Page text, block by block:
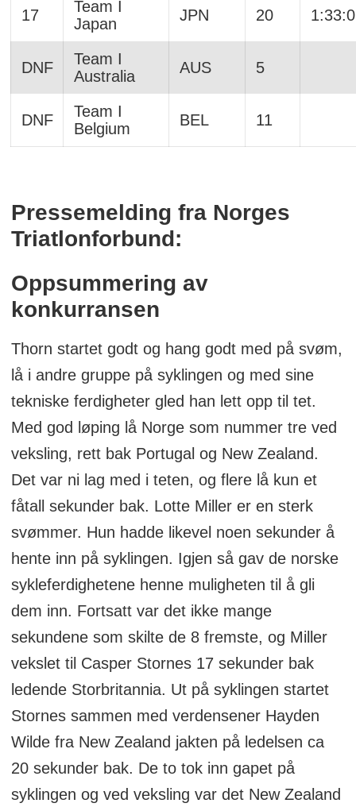
17
Team I
Japan
JPN 20
DNF
Team I
Australia
AUS 5
DNF
Team I
Belgium
BEL 11
Pressemelding fra Norges
Triatlonforbund:
Oppsummering av
konkurransen
Thorn startet godt og hang godt med på svøm,
lå i andre gruppe på syklingen og med sine
tekniske ferdigheter gled han lett opp til tet.
Med god løping lå Norge som nummer tre ved
veksling, rett bak Portugal og New Zealand.
Det var ni lag med i teten, og flere lå kun et
fåtall sekunder bak. Lotte Miller er en sterk
svømmer. Hun hadde likevel noen sekunder å
hente inn på syklingen. Igjen så gav de norske
sykleferdighetene henne muligheten til å gli
dem inn. Fortsatt var det ikke mange
sekundene som skilte de 8 fremste, og Miller
vekslet til Casper Stornes 17 sekunder bak
ledende Storbritannia. Ut på syklingen startet
Stornes sammen med verdensener Hayden
Wilde fra New Zealand jakten på ledelsen ca
20 sekunder bak. De to tok inn gapet på
syklingen og ved veksling var det New Zealand